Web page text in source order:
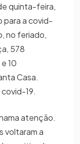
quinta-feira,
para a covid-
no feriado,
578
10
Casa.
covid-19.
atenção.
voltaram a